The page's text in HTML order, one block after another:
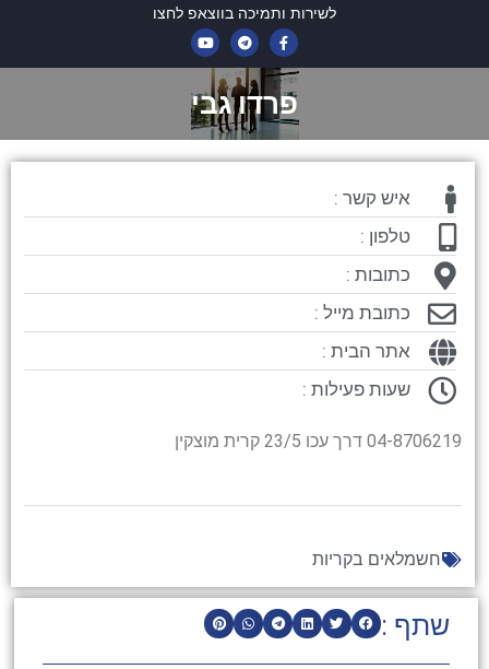
לשירות ותמיכה בווצאפ לחצו
פרדו גבי
שתף :
איש קשר :
טלפון :
כתובות :
כתובת מייל :
אתר הבית :
שעות פעילות :
04-8706219 דרך עכו 23/5 קרית מוצקין
חשמלאים בקריות